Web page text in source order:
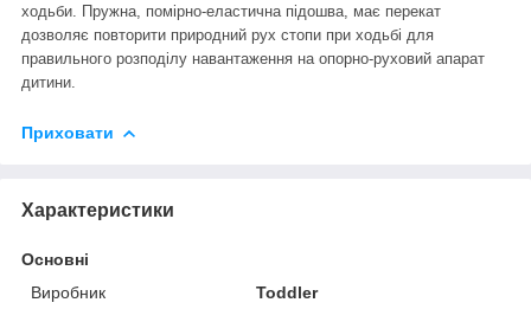
ходьби. Пружна, помірно-еластична підошва, має перекат
дозволяє повторити природний рух стопи при ходьбі для
правильного розподілу навантаження на опорно-руховий апарат
дитини.
Приховати
Характеристики
Основні
Виробник
Toddler